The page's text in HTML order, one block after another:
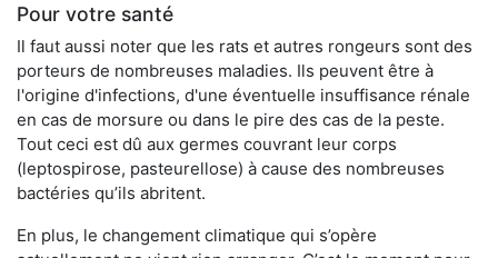
Pour votre santé
Il faut aussi noter que les rats et autres rongeurs sont des
porteurs de nombreuses maladies. Ils peuvent être à
l'origine d'infections, d'une éventuelle insuffisance rénale
en cas de morsure ou dans le pire des cas de la peste.
Tout ceci est dû aux germes couvrant leur corps
(leptospirose, pasteurellose) à cause des nombreuses
bactéries qu’ils abritent.
En plus, le changement climatique qui s’opère